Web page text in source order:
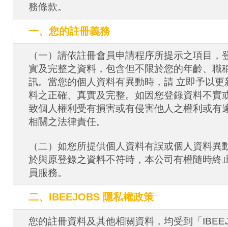
務條款。
一、您的註冊義務
（一）請依註冊會員申請程序所提示之項目，
實及完整之資料，包含但不限於您的年齡、職
訊。當您的個人資料有異動時，請 立即予以
料之正確、真實及完整。如因您登錄資料不實
致個人權利受有損害或有侵害他人之權利或有
相關之法律責任。
（二）如您所提供個人資料有誤或個人資料異
於與原登錄之資料不符時，本公司有權隨時終
員服務。
二、IBEEJOBS 隱私權政策
您的註冊資料及其他相關資料，均受到「